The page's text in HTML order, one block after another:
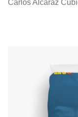
Carlos Alcaraz